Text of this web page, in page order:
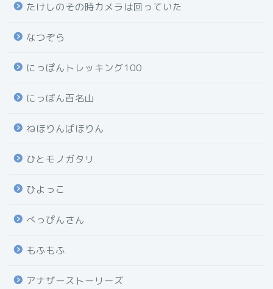
たけしのその時カメラは回っていた
なつぞら
にっぽんトレッキング100
にっぽん百名山
ねほりんぱほりん
ひとモノガタリ
ひよっこ
べっぴんさん
もふもふ
アナザーストーリーズ